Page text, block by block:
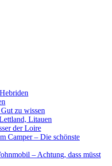
zu wissen
Litauen
der Loire
Camper – Die schönste
– Achtung, dass müsst